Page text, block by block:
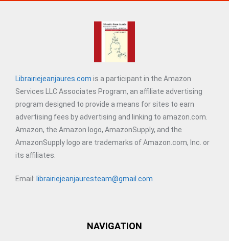
Librairiejeanjaures.com is a participant in the Amazon
Services LLC Associates Program, an affiliate advertising
program designed to provide a means for sites to earn
advertising fees by advertising and linking to amazon.com.
Amazon, the Amazon logo, AmazonSupply, and the
AmazonSupply logo are trademarks of Amazon.com, Inc. or
its affiliates.
Email: librairiejeanjauresteam@gmail.com
NAVIGATION